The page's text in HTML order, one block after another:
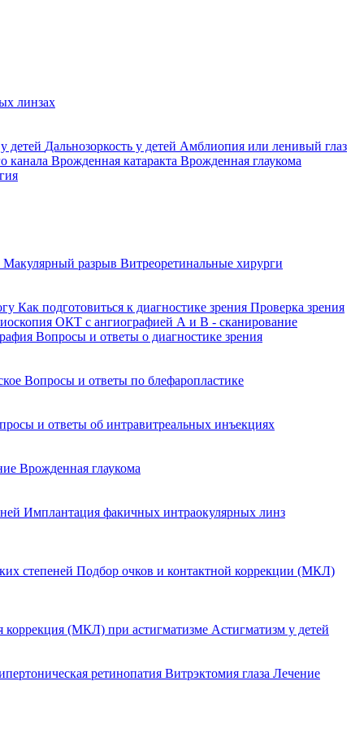
линзах
детей Дальнозоркость у детей Амблиопия или ленивый глаз
канала Врожденная катаракта Врожденная глаукома
Макулярный разрыв Витреоретинальные хирурги
Как подготовиться к диагностике зрения Проверка зрения
ОКТ с ангиографией А и В - сканирование
Вопросы и ответы о диагностике зрения
Вопросы и ответы по блефаропластике
и ответы об интравитреальных инъекциях
Врожденная глаукома
Имплантация факичных интраокулярных линз
степеней Подбор очков и контактной коррекции (МКЛ)
коррекция (МКЛ) при астигматизме Астигматизм у детей
ретинопатия Витрэктомия глаза Лечение